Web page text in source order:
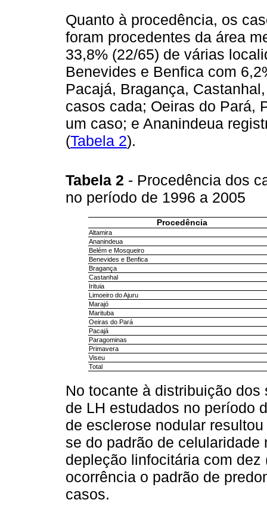
Quanto à procedência, os
foram procedentes da área
33,8% (22/65) de várias
Benevides e Benfica com
Pacajá, Bragança,
casos cada; Oeiras do Pará,
um caso; e Ananindeua
(Tabela 2).
Tabela 2 - Procedência dos
no período de 1996 a 2005
Procedência
Altamira
Ananindeua
Belém e Mosqueiro
Benevides e Benfica
Bragança
Castanhal
Irituia
Limoeiro do Ajuru
Marajó
Marituba
Oeiras do Pará
Pacajá
Paragominas
Primavera
Viseu
Total
No tocante à distribuição
de LH estudados no período
de esclerose nodular
se do padrão de
depleção linfocitária com
ocorrência o padrão de
casos.